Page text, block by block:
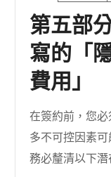
第五部
寫的「
費用」
在簽約前，您
多不可控因素
務必釐清以下潛